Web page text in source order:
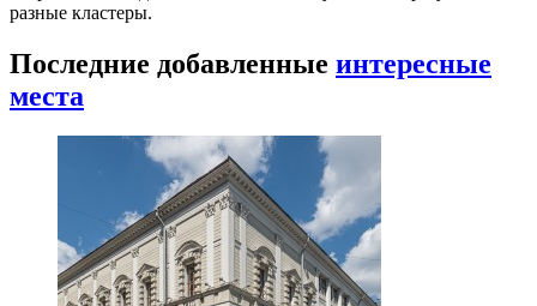
разные кластеры.
Последние добавленные интересные
места